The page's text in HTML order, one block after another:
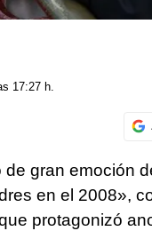
17:27 h.
de gran emoción
en el 2008»,
protagonizó